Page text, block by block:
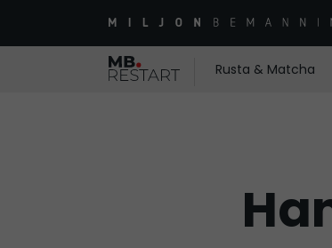
Rusta & Matcha